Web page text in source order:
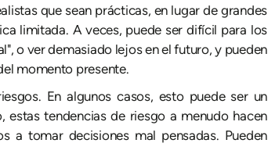
que sean prácticas, en lugar de grandes
limitada. A veces, puede ser difícil para los
o ver demasiado lejos en el futuro, y pueden
momento presente.
En algunos casos, esto puede ser un
estas tendencias de riesgo a menudo hacen
a tomar decisiones mal pensadas. Pueden